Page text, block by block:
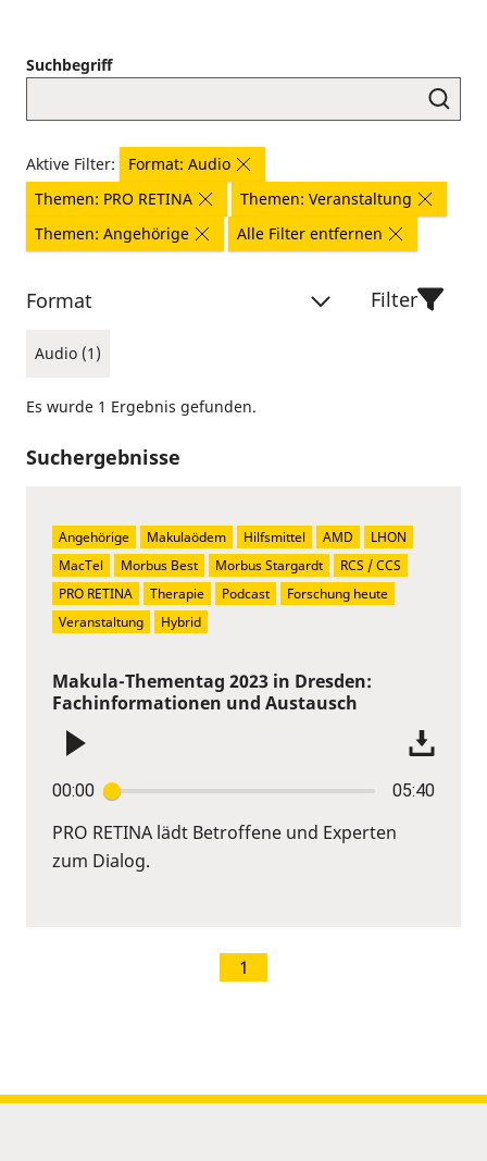
Suchbegriff
Aktive Filter:
Format: Audio
Themen: PRO RETINA
Themen: Veranstaltung
Themen: Angehörige
Alle Filter entfernen
Format
Audio (1)
Filter
Es wurde 1 Ergebnis gefunden.
Suchergebnisse
Makula-Thementag 2023 in Dresden:
Fachinformationen und Austausch
00:00 05:40
PRO RETINA lädt Betroffene und Experten
zum Dialog.
Angehörige Makulaödem Hilfsmittel AMD
LHON
MacTel
Morbus Best Morbus Stargardt
RCS / CCS
PRO RETINA
Therapie Podcast
Forschung heute
Veranstaltung
Hybrid
1